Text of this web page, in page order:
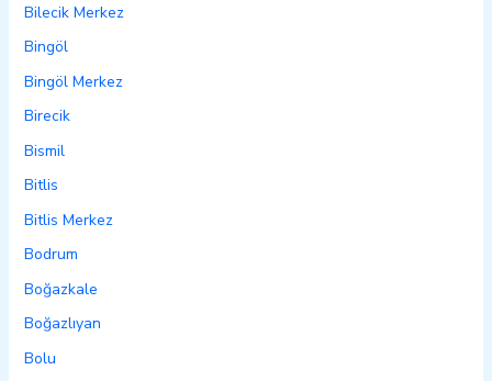
Bilecik Merkez
Bingöl
Bingöl Merkez
Birecik
Bismil
Bitlis
Bitlis Merkez
Bodrum
Boğazkale
Boğazlıyan
Bolu